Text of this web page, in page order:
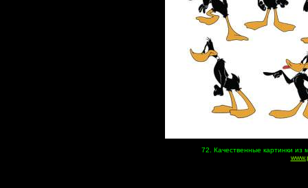
72. Качественные картинки